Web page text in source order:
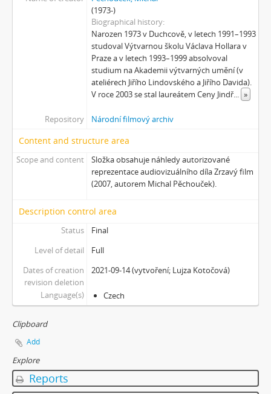
[Subseries] Kytka
[Subseries] Erosynta I
[Subseries] Monoskop no. 3 – Monkeyking legend
[Subseries] Pohádka pro šílence
[Subseries] Chewing Gum
[Subseries] Tihle – Sociální situace: pět svázaných mužů
[Subseries] Bez názvu
[Subseries] Viděno vzduchem
[Subseries] 6 snů z hrnečku
[Subseries] Pohybovadlo
[Subseries] Náš očistec
[Subseries] Burger und Ther
[Subseries] Cesta
[Subseries] Der kleine Blonde und sein roter Koffer
[Subseries] Miss Krimi
[Subseries] Obrázky
[Subseries] 360°
[Subseries] Grátis punč
[Subseries] Konec jedince
[Subseries] Míchačka
(1973-)
Biographical history
Narozen 1973 v Duchcově, v letech 1991–1993
studoval Výtvarnou školu Václava Hollara v
Praze a v letech 1993–1999 absolvoval
studium na Akademii výtvarných umění (v
ateliérech Jiřího Lindovského a Jiřího Davida).
V roce 2003 se stal laureátem Ceny Jindř... »
Repository Národní filmový archiv
Content and structure area
Scope and content
Složka obsahuje náhledy autorizované
reprezentace audiovizuálního díla Zrzavý film
(2007, autorem Michal Pěchouček).
Description control area
Status
Final
Level of detail
Full
Dates of creation
revision deletion
2021-09-14 (vytvoření; Lujza Kotočová)
Language(s) Czech
Clipboard
Add
Explore
Reports